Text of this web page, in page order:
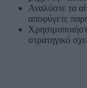
Αναλύστε τα
αποφύγετε
στρατηγικό